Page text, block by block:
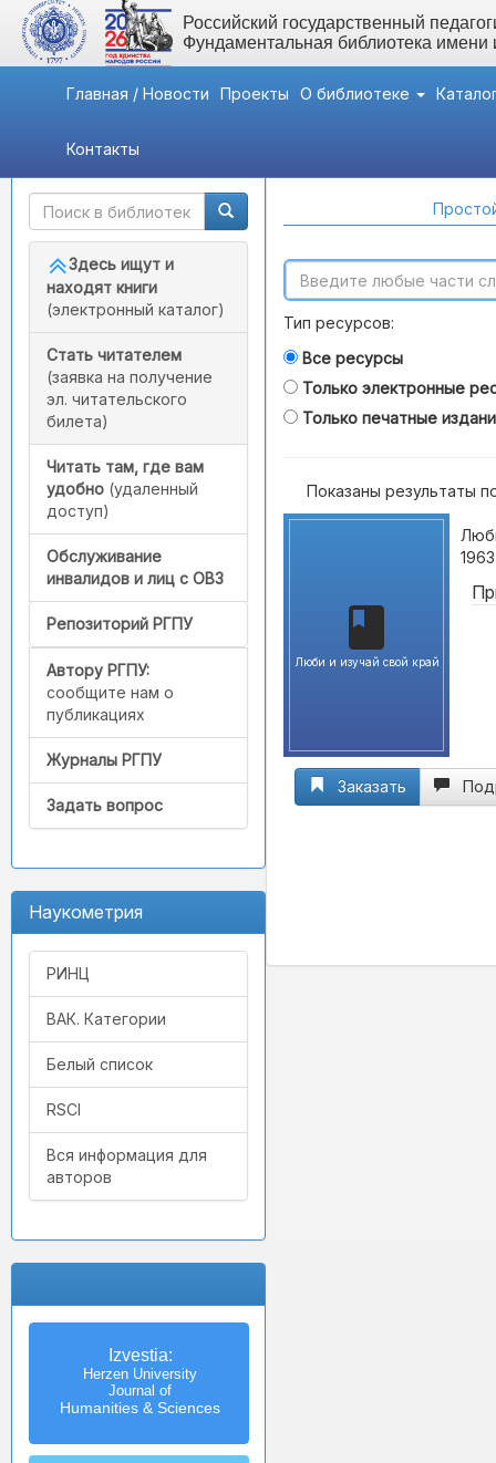
Российский государственный
Фундаментальная библиотека
Главная / Новости Проекты О библиотеке
Контакты
Быстрый доступ
Здесь ищут и
находят книги
(электронный каталог)
Стать читателем
(заявка на получение
эл. читательского
билета)
Читать там, где вам
удобно (удаленный
доступ)
Обслуживание
инвалидов и лиц с ОВЗ
Репозиторий РГПУ
Автору РГПУ:
сообщите нам о
публикациях
Журналы РГПУ
Задать вопрос
Наукометрия
РИНЦ
ВАК. Категории
Белый список
RSCI
Вся информация для
авторов
Izvestia:
Herzen University
Journal of
Humanities & Sciences
Тип ресурсов:
Все ресурсы
Только электронные
Только печатные
Показаны результаты
Люби и изучай свой край
Заказать